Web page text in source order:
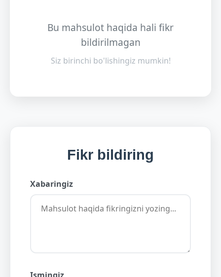
Bu mahsulot haqida hali fikr
bildirilmagan
Siz birinchi bo'lishingiz mumkin!
Fikr bildiring
Xabaringiz